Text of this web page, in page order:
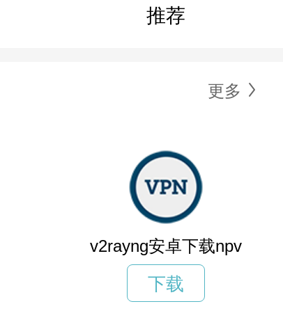
推荐
更多
v2rayng安卓下载npv
下载